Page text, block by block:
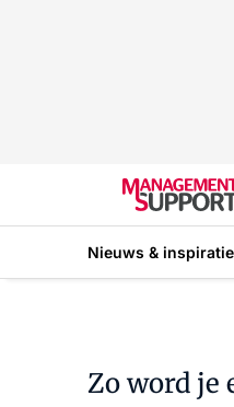
Nieuws & inspiratie
Zo word je